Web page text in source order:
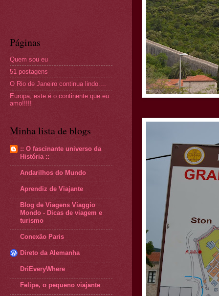
Páginas
Quem sou eu
51 postagens
O Rio de Janeiro continua lindo....
Europa, este é o continente que eu
amo!!!!!
Minha lista de blogs
:: O fascinante universo da
História ::
Andarilhos do Mundo
Aprendiz de Viajante
Blog de Viagens Viaggio
Mondo - Dicas de viagem e
turismo
Conexão Paris
Direto da Alemanha
DriEveryWhere
Felipe, o pequeno viajante